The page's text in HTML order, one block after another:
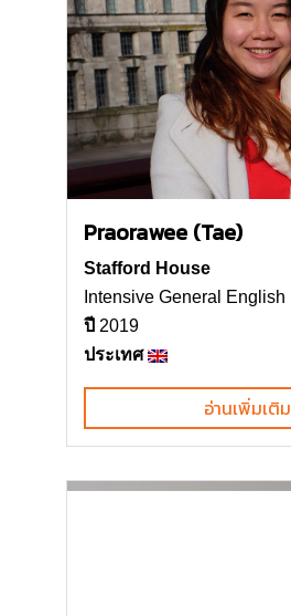
Praorawee (Tae)
Stafford House
Intensive General English
ปี 2019
ประเทศ
อ่านเพิ่มเติม